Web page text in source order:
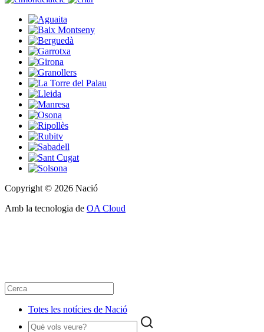
Copyright © 2026 Nació
Amb la tecnologia de OA Cloud
Totes les notícies de Nació